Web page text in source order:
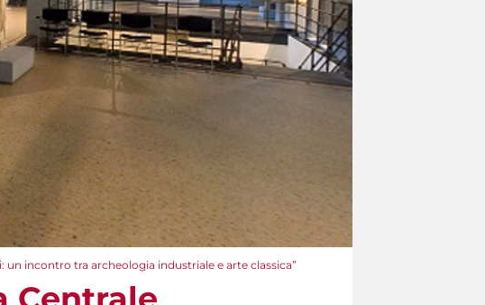
un incontro tra archeologia industriale e arte classica”